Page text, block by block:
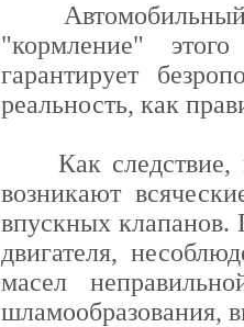
Автомобильный
"кормление"
гарантирует
реальность, как
Как следствие, в
возникают
впускных клапанов.
двигателя,
масел
шламообразования,